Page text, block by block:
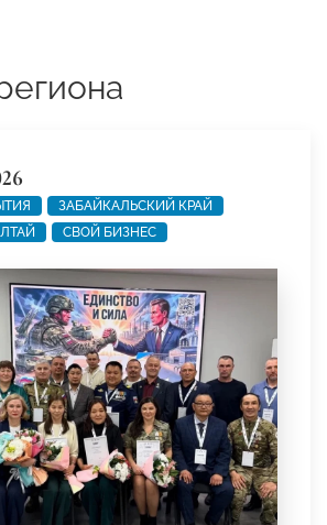
ЗАБАЙКАЛЬСКИЙ КРАЙ
СВОЙ БИЗНЕС